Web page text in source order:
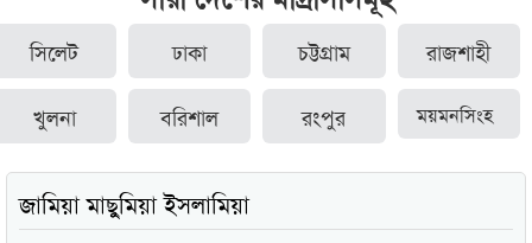
সিলেট ঢাকা চট্টগ্রাম রাজশাহী
খুলনা বরিশাল রংপুর ময়মনসিংহ
জামিয়া মাছুুমিয়া ইসলামিয়া